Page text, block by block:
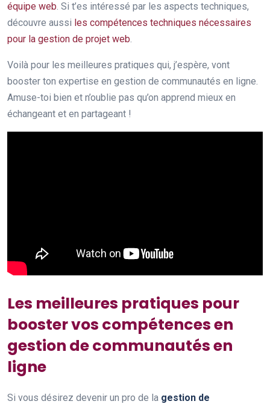
équipe web. Si t’es intéressé par les aspects techniques,
découvre aussi les compétences techniques nécessaires
pour la gestion de projet web.
Voilà pour les meilleures pratiques qui, j’espère, vont
booster ton expertise en gestion de communautés en ligne.
Amuse-toi bien et n’oublie pas qu’on apprend mieux en
échangeant et en partageant !
Les meilleures pratiques pour
booster vos compétences en
gestion de communautés en
ligne
Si vous désirez devenir un pro de la gestion de